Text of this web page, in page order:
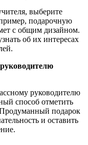
выберите
подарочную
с общим дизайном.
об их интересах
руководителю
способ отметить
подарок
и оставить